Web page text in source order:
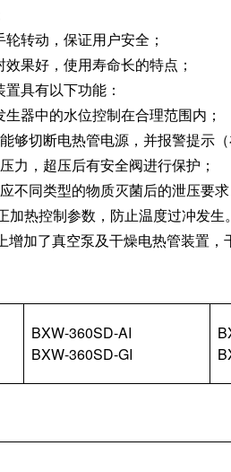
转动，保证用户安全；
果好，使用寿命长的特点；
具有以下功能：
器中的水位控制在合理范围内；
够切断电热管电源，并报警提示（
力，超压后有安全阀进行保护；
不同类型的物质灭菌后的泄压要求
热控制参数，防止温度过冲发生。
加了真空泵及干燥电热管装置，
BXW-360SD-AI
BXW-360SD-GI